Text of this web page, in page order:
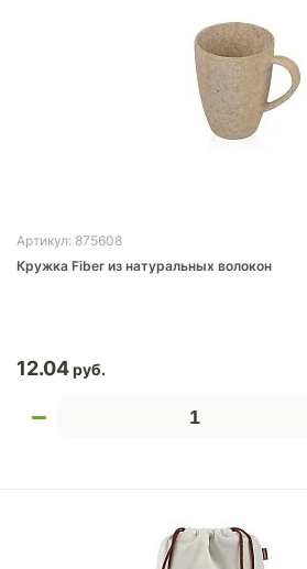
Артикул: 875608
Кружка Fiber из натуральных волокон
12.04